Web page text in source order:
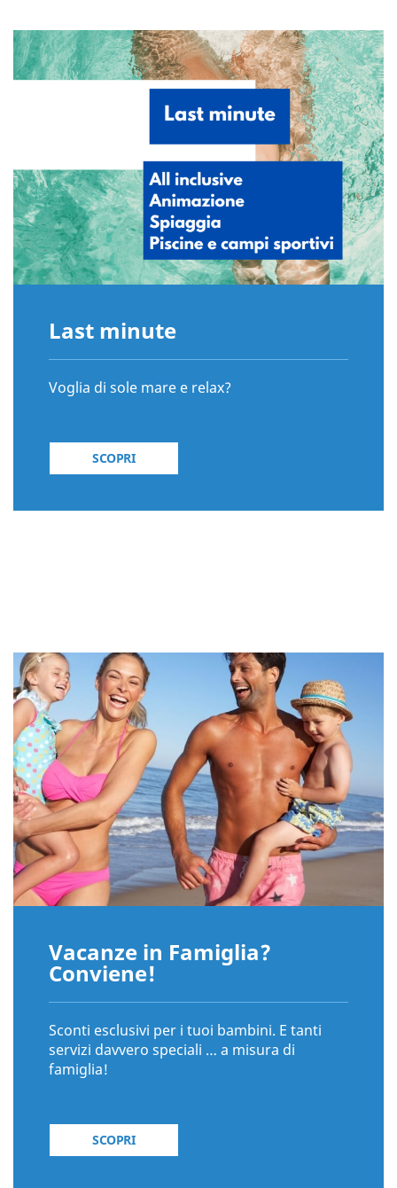
Last minute
Voglia di sole mare e relax?
SCOPRI
Vacanze in Famiglia?
Conviene!
Sconti esclusivi per i tuoi bambini. E tanti
servizi davvero speciali … a misura di
famiglia!
SCOPRI